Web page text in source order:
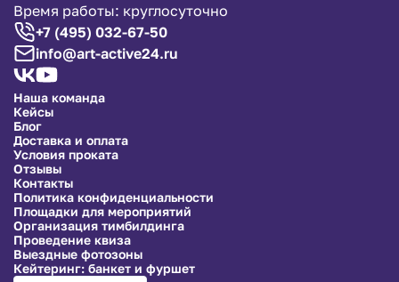
Время работы: круглосуточно
+7 (495) 032-67-50
info@art-active24.ru
Наша команда
Кейсы
Блог
Доставка и оплата
Условия проката
Отзывы
Контакты
Политика конфиденциальности
Площадки для мероприятий
Организация тимбилдинга
Проведение квиза
Выездные фотозоны
Кейтеринг: банкет и фуршет